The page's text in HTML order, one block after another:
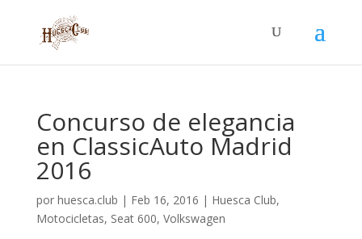
Concurso de elegancia
en ClassicAuto Madrid
2016
por huesca.club | Feb 16, 2016 | Huesca Club,
Motocicletas, Seat 600, Volkswagen